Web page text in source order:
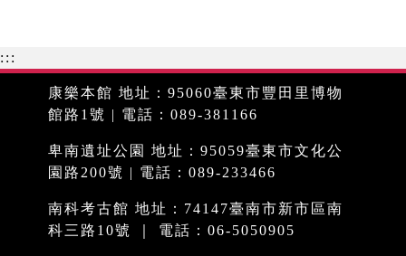
:::
康樂本館 地址：95060臺東市豐田里博物
館路1號 | 電話：089-381166
卑南遺址公園 地址：95059臺東市文化公
園路200號 | 電話：089-233466
南科考古館 地址：74147臺南市新市區南
科三路10號 ｜ 電話：06-5050905